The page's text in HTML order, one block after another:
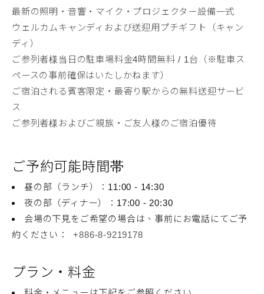
最新の照明・音響・マイク・プロジェクター設備一式
ウェルカムキャンディおよび送迎用プチギフト（キャン
ディ）
ご参列者様当日の駐車場料金4時間無料 / 1台（※駐車ス
ペースの事前確保はいたしかねます）
ご宿泊される賓客限定・最寄り駅からの無料送迎サービ
ス
ご参列者様およびご親族・ご友人様のご宿泊優待
ご予約可能時間帯
昼の部（ランチ）：11:00 - 14:30
夜の部（ディナー）：17:00 - 20:30
会場の下見をご希望の場合は、事前にお電話にてご予
約ください：+886-8-9219178
プラン・料金